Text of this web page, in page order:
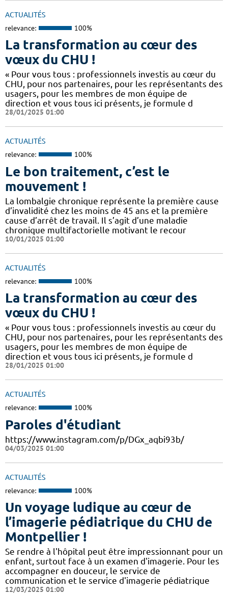
ACTUALITÉS
relevance: 100%
La transformation au cœur des
vœux du CHU !
« Pour vous tous : professionnels investis au cœur du
CHU, pour nos partenaires, pour les représentants des
usagers, pour les membres de mon équipe de
direction et vous tous ici présents, je formule d
28/01/2025 01:00
ACTUALITÉS
relevance: 100%
Le bon traitement, c’est le
mouvement !
La lombalgie chronique représente la première cause
d’invalidité chez les moins de 45 ans et la première
cause d’arrêt de travail. Il s’agit d’une maladie
chronique multifactorielle motivant le recour
10/01/2025 01:00
ACTUALITÉS
relevance: 100%
La transformation au cœur des
vœux du CHU !
« Pour vous tous : professionnels investis au cœur du
CHU, pour nos partenaires, pour les représentants des
usagers, pour les membres de mon équipe de
direction et vous tous ici présents, je formule d
28/01/2025 01:00
ACTUALITÉS
relevance: 100%
Paroles d'étudiant
https://www.instagram.com/p/DGx_aqbi93b/
04/03/2025 01:00
ACTUALITÉS
relevance: 100%
Un voyage ludique au cœur de
l’imagerie pédiatrique du CHU de
Montpellier !
​​​Se rendre à l'hôpital peut être impressionnant pour un
enfant, surtout face à un examen d'imagerie. Pour les
accompagner en douceur, le service de
communication et le service d'imagerie pédiatrique
12/03/2025 01:00